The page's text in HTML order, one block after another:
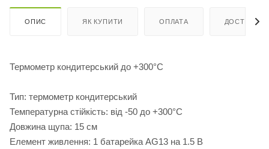
ОПИС ЯК КУПИТИ ОПЛАТА ДОСТАВКА
Термометр кондитерський до +300°C
Тип: термометр кондитерський
Температурна стійкість: від -50 до +300°C
Довжина щупа: 15 см
Елемент живлення: 1 батарейка AG13 на 1.5 В